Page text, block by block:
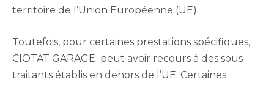
territoire de l’Union Européenne (UE).
Toutefois, pour certaines prestations spécifiques,
CIOTAT GARAGE peut avoir recours à des sous-
traitants établis en dehors de l’UE. Certaines